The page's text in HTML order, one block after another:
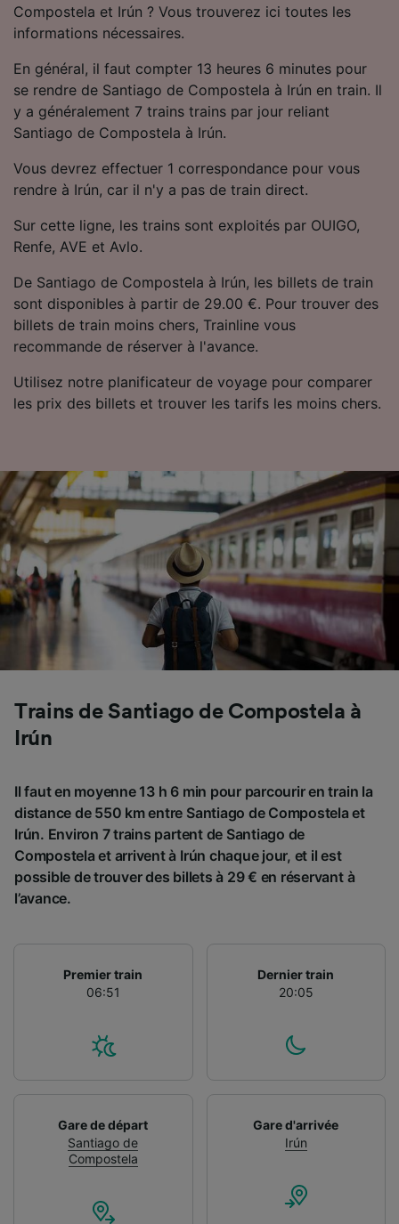
Compostela et Irún ? Vous trouverez ici toutes les
informations nécessaires.
En général, il faut compter 13 heures 6 minutes pour
se rendre de Santiago de Compostela à Irún en train. Il
y a généralement 7 trains trains par jour reliant
Santiago de Compostela à Irún.
Vous devrez effectuer 1 correspondance pour vous
rendre à Irún, car il n'y a pas de train direct.
Sur cette ligne, les trains sont exploités par OUIGO,
Renfe, AVE et Avlo.
De Santiago de Compostela à Irún, les billets de train
sont disponibles à partir de 29.00 €. Pour trouver des
billets de train moins chers, Trainline vous
recommande de réserver à l'avance.
Utilisez notre planificateur de voyage pour comparer
les prix des billets et trouver les tarifs les moins chers.
Trains de Santiago de Compostela à
Irún
Il faut en moyenne 13 h 6 min pour parcourir en train la
distance de 550 km entre Santiago de Compostela et
Irún. Environ 7 trains partent de Santiago de
Compostela et arrivent à Irún chaque jour, et il est
possible de trouver des billets à 29 € en réservant à
l’avance.
Premier train
06:51
Dernier train
20:05
Gare de départ
Santiago de
Compostela
Gare d'arrivée
Irún
Utiliser des données de géolocalisation
précises. Analyser activement les
l’identification. Stocker et/ou accéder à des
informations sur un appareil. Publicités et
contenu personnalisés, mesure de
performance des publicités et du contenu,
études d’audience et développement de
Liste de nos partenaires (fournisseurs)